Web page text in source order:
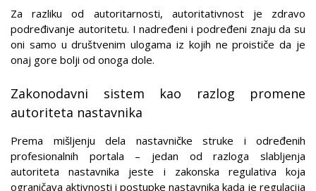
Za razliku od autoritarnosti, autoritativnost je zdravo
podređivanje autoritetu. I nadređeni i podređeni znaju da su
oni samo u društvenim ulogama iz kojih ne proističe da je
onaj gore bolji od onoga dole.
Zakonodavni sistem kao razlog promene
autoriteta nastavnika
Prema mišljenju dela nastavničke struke i određenih
profesionalnih portala – jedan od razloga slabljenja
autoriteta nastavnika jeste i zakonska regulativa koja
ograničava aktivnosti i postupke nastavnika kada je regulacija